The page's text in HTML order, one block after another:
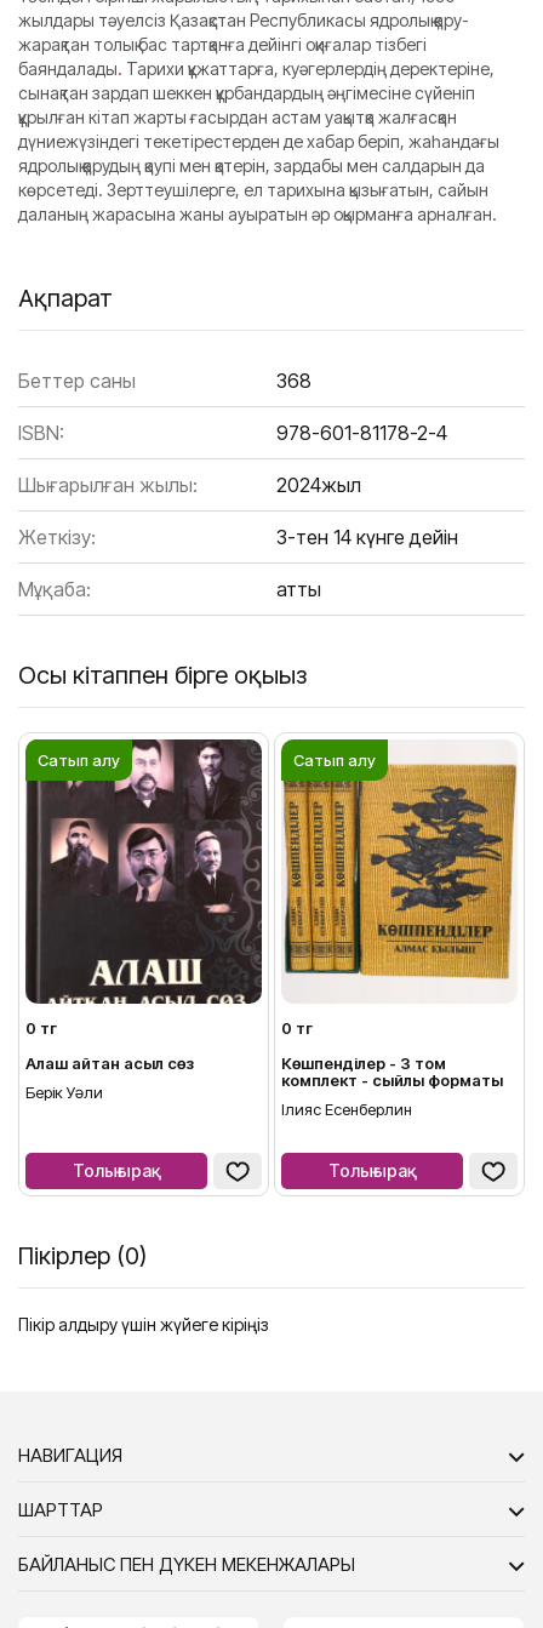
жылдары тәуелсіз Қазақстан Республикасы ядролық қару-
жарақтан толық бас тартқанға дейінгі оқиғалар тізбегі
баяндалады. Тарихи құжаттарға, куәгерлердің деректеріне,
сынақтан зардап шеккен құрбандардың әңгімесіне сүйеніп
құрылған кітап жарты ғасырдан астам уақытқа жалғасқан
дүниежүзіндегі текетірестерден де хабар беріп, жаһандағы
ядролық қарудың қаупі мен қатерін, зардабы мен салдарын да
көрсетеді. Зерттеушілерге, ел тарихына қызығатын, сайын
даланың жарасына жаны ауыратын әр оқырманға арналған.
Ақпарат
Беттер саны 368
ISBN: 978-601-81178-2-4
Шығарылған жылы: 2024жыл
Жеткізу: 3-тен 14 күнге дейін
Мұқаба: Қатты
Осы кітаппен бірге оқыңыз
Сатып алу
0 тг
Алаш айтқан асыл сөз
Берік Уәли
Толығырақ
Сатып алу
0 тг
Көшпенділер - 3 том
комплект - сыйлық форматы
Ілияс Есенберлин
Толығырақ
Пікірлер (0)
Пікір қалдыру үшін жүйеге кіріңіз
НАВИГАЦИЯ
ШАРТТАР
БАЙЛАНЫС ПЕН ДҮКЕН МЕКЕНЖАЛАРЫ